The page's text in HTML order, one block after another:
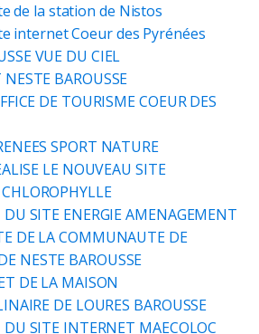
de la station de Nistos
internet Coeur des Pyrénées
VUE DU CIEL
BAROUSSE
DE TOURISME COEUR DES
SPORT NATURE
LE NOUVEAU SITE
SITE ENERGIE AMENAGEMENT
DE LA COMMUNAUTE DE
NESTE BAROUSSE
DE LA MAISON
DE LOURES BAROUSSE
SITE INTERNET MAECOLOC